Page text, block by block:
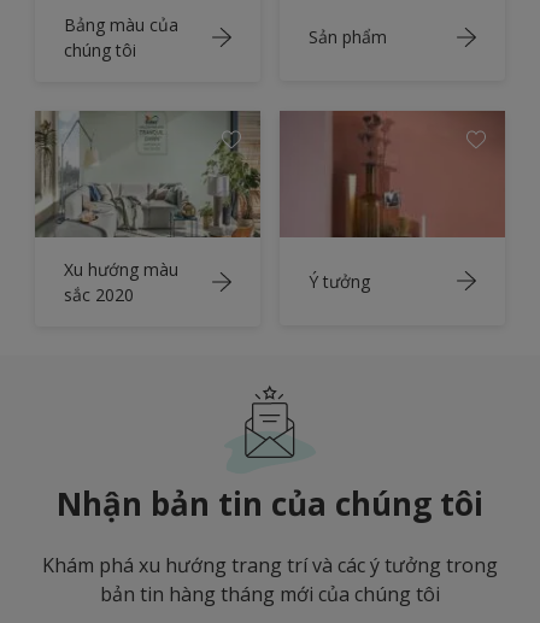
Bảng màu của
chúng tôi
Sản phẩm
Xu hướng màu
sắc 2020
Ý tưởng
Nhận bản tin của chúng tôi
Khám phá xu hướng trang trí và các ý tưởng trong
bản tin hàng tháng mới của chúng tôi